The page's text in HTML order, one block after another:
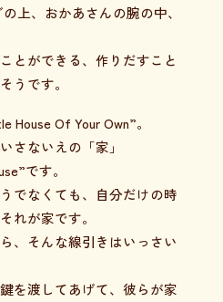
上、おかあさんの腕の中、
とができる、作りだすこと
うです。
Of Your Own”。
さないえの「家」
です。
でなくても、自分だけの時
れが家です。
、そんな線引きはいっさい
を渡してあげて、彼らが家